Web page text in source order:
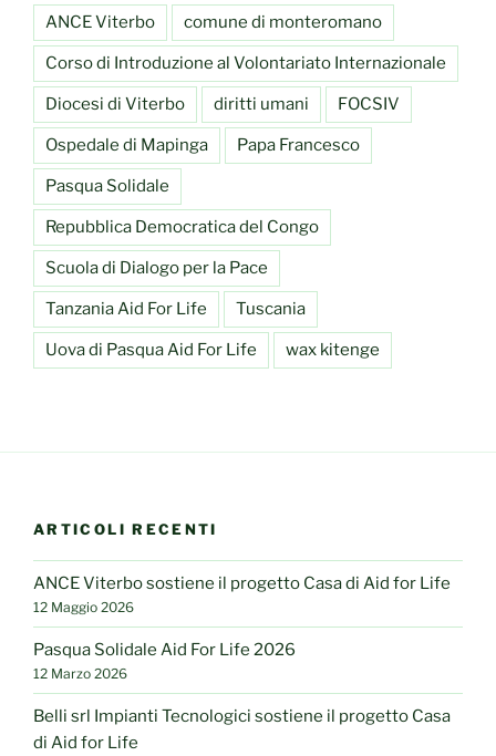
ANCE Viterbo comune di monteromano
Corso di Introduzione al Volontariato Internazionale
Diocesi di Viterbo diritti umani FOCSIV
Ospedale di Mapinga Papa Francesco
Pasqua Solidale
Repubblica Democratica del Congo
Scuola di Dialogo per la Pace
Tanzania Aid For Life Tuscania
Uova di Pasqua Aid For Life wax kitenge
ARTICOLI RECENTI
ANCE Viterbo sostiene il progetto Casa di Aid for Life
12 Maggio 2026
Pasqua Solidale Aid For Life 2026
12 Marzo 2026
Belli srl Impianti Tecnologici sostiene il progetto Casa
di Aid for Life